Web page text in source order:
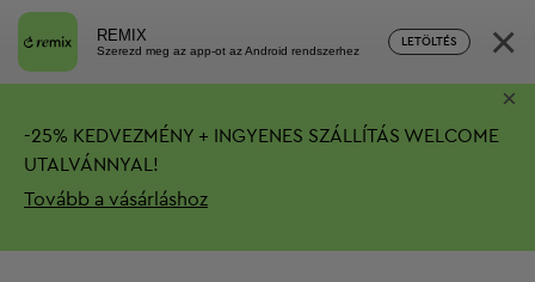
REMIX
Szerezd meg az app-ot az Android rendszerhez
LETÖLTÉS ×
-25% KEDVEZMÉNY + INGYENES SZÁLLÍTÁS WELCOME
UTALVÁNNYAL!
Tovább a vásárláshoz
×